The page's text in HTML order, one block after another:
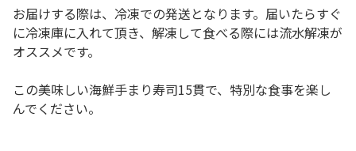
お届けする際は、冷凍での発送となります。届いたらすぐ
に冷凍庫に入れて頂き、解凍して食べる際には流水解凍が
オススメです。
この美味しい海鮮手まり寿司15貫で、特別な食事を楽し
んでください。